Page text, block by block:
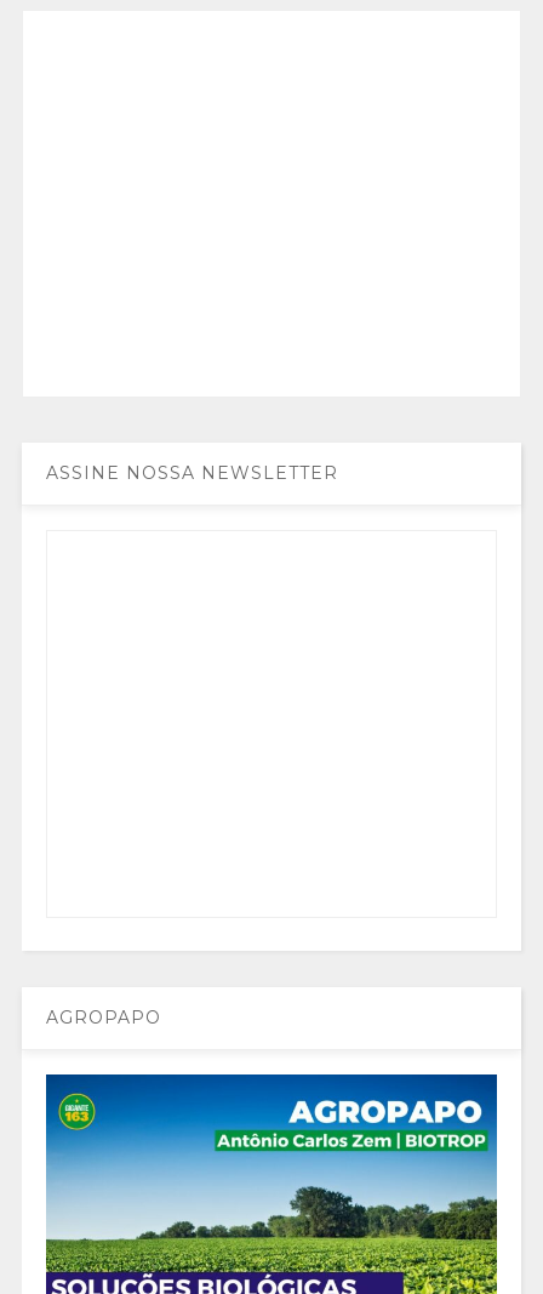
ASSINE NOSSA NEWSLETTER
AGROPAPO